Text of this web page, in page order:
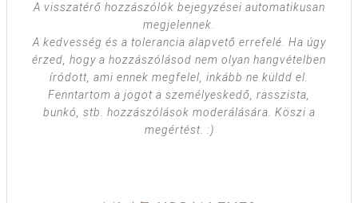
A visszatérő hozzászólók bejegyzései automatikusan
megjelennek.
A kedvesség és a tolerancia alapvető errefelé. Ha úgy
érzed, hogy a hozzászólásod nem olyan hangvételben
íródott, ami ennek megfelel, inkább ne küldd el.
Fenntartom a jogot a személyeskedő, rasszista,
bunkó, stb. hozzászólások moderálására. Köszi a
megértést. :)